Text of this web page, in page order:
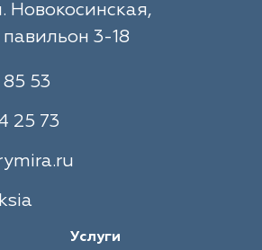
Новокосинская,
павильон 3-18
85 53
25 73
Услуги